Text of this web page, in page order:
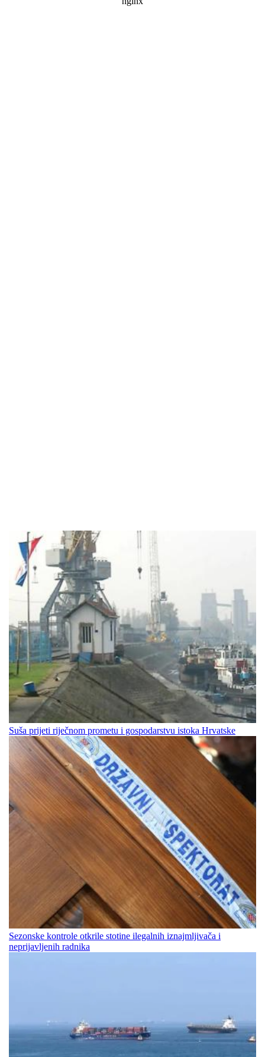
Suša prijeti riječnom prometu i gospodarstvu istoka Hrvatske
Sezonske kontrole otkrile stotine ilegalnih iznajmljivača i
neprijavljenih radnika